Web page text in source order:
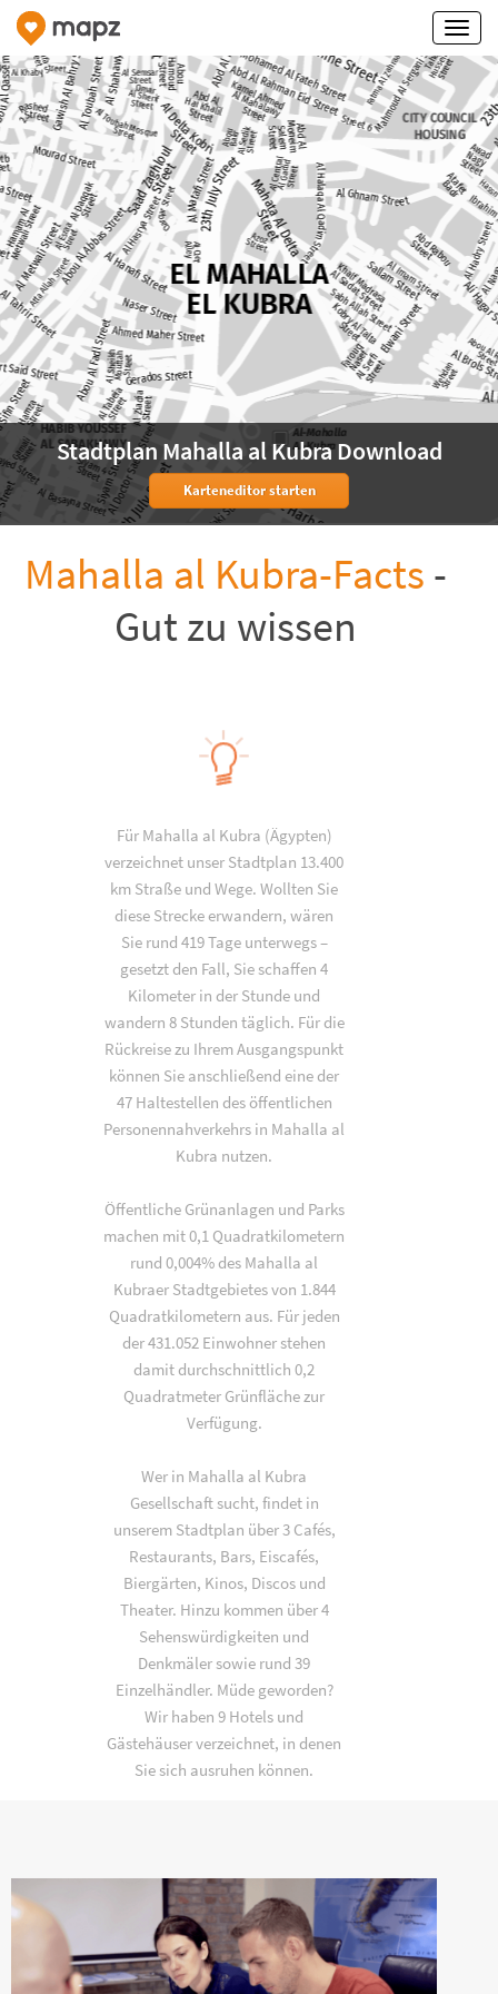
Stadtplan Mahalla al Kubra Download
Karteneditor starten
Mahalla al Kubra-Facts -
Gut zu wissen
Für Mahalla al Kubra (Ägypten)
verzeichnet unser Stadtplan 13.400
km Straße und Wege. Wollten Sie
diese Strecke erwandern, wären
Sie rund 419 Tage unterwegs –
gesetzt den Fall, Sie schaffen 4
Kilometer in der Stunde und
wandern 8 Stunden täglich. Für die
Rückreise zu Ihrem Ausgangspunkt
können Sie anschließend eine der
47 Haltestellen des öffentlichen
Personennahverkehrs in Mahalla al
Kubra nutzen.
Öffentliche Grünanlagen und Parks
machen mit 0,1 Quadratkilometern
rund 0,004% des Mahalla al
Kubraer Stadtgebietes von 1.844
Quadratkilometern aus. Für jeden
der 431.052 Einwohner stehen
damit durchschnittlich 0,2
Quadratmeter Grünfläche zur
Verfügung.
Wer in Mahalla al Kubra
Gesellschaft sucht, findet in
unserem Stadtplan über 3 Cafés,
Restaurants, Bars, Eiscafés,
Biergärten, Kinos, Discos und
Theater. Hinzu kommen über 4
Sehenswürdigkeiten und
Denkmäler sowie rund 39
Einzelhändler. Müde geworden?
Wir haben 9 Hotels und
Gästehäuser verzeichnet, in denen
Sie sich ausruhen können.